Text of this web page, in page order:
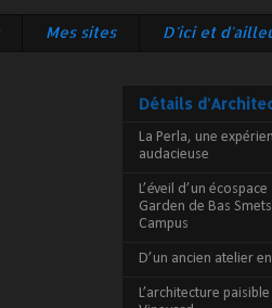
Mes sites D'ici et
Détails
La Perla, une
audacieuse
L’éveil d’un
Garden de Bas
Campus
D’un ancien atelier
L’architecture